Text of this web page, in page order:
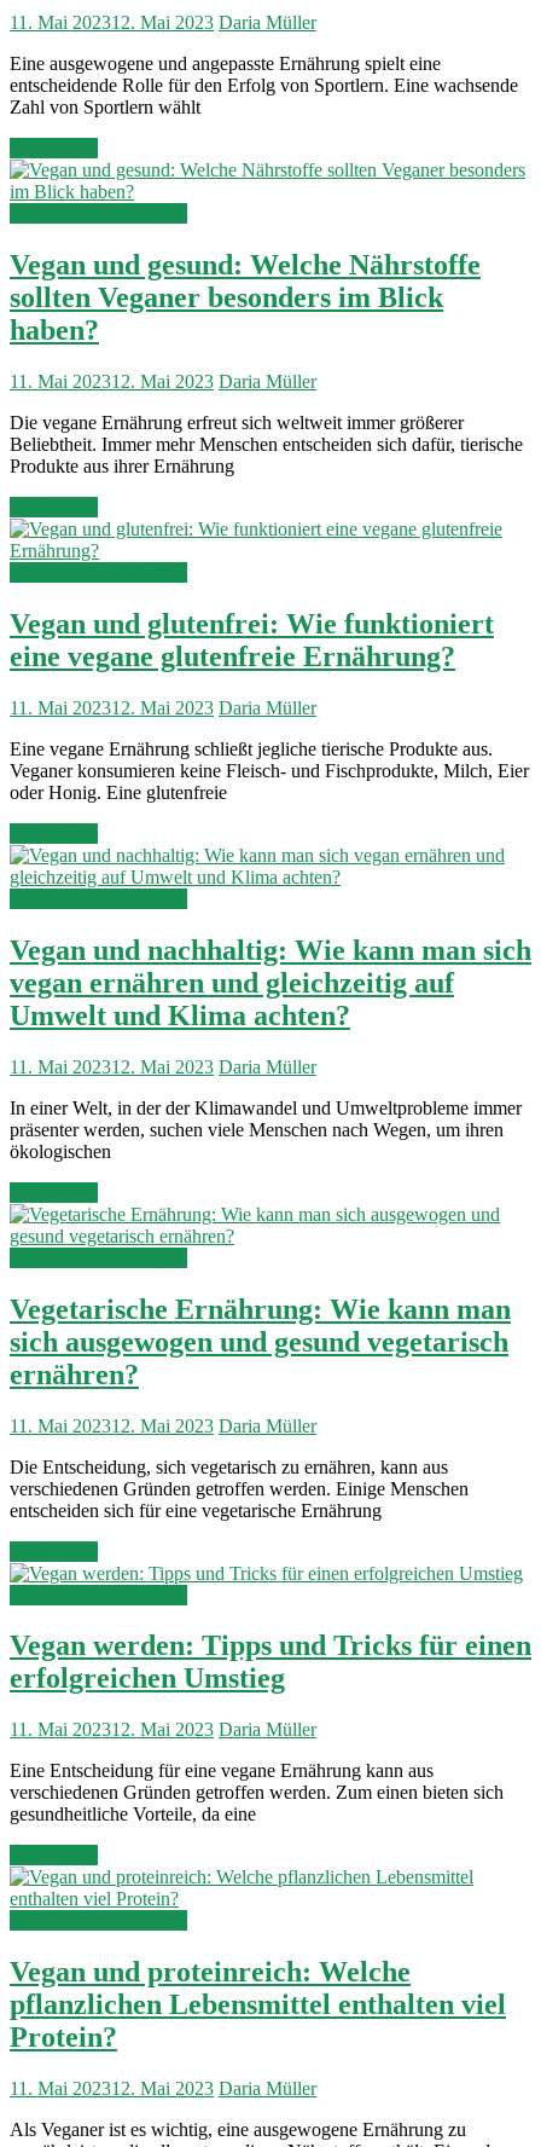
11. Mai 202312. Mai 2023 Daria Müller
Eine ausgewogene und angepasste Ernährung spielt eine
entscheidende Rolle für den Erfolg von Sportlern. Eine wachsende
Zahl von Sportlern wählt
Vegan und gesund: Welche Nährstoffe
sollten Veganer besonders im Blick
haben?
11. Mai 202312. Mai 2023 Daria Müller
Die vegane Ernährung erfreut sich weltweit immer größerer
Beliebtheit. Immer mehr Menschen entscheiden sich dafür, tierische
Produkte aus ihrer Ernährung
Vegan und glutenfrei: Wie funktioniert
eine vegane glutenfreie Ernährung?
11. Mai 202312. Mai 2023 Daria Müller
Eine vegane Ernährung schließt jegliche tierische Produkte aus.
Veganer konsumieren keine Fleisch- und Fischprodukte, Milch, Eier
oder Honig. Eine glutenfreie
Vegan und nachhaltig: Wie kann man sich
vegan ernähren und gleichzeitig auf
Umwelt und Klima achten?
11. Mai 202312. Mai 2023 Daria Müller
In einer Welt, in der der Klimawandel und Umweltprobleme immer
präsenter werden, suchen viele Menschen nach Wegen, um ihren
ökologischen
Vegetarische Ernährung: Wie kann man
sich ausgewogen und gesund vegetarisch
ernähren?
11. Mai 202312. Mai 2023 Daria Müller
Die Entscheidung, sich vegetarisch zu ernähren, kann aus
verschiedenen Gründen getroffen werden. Einige Menschen
entscheiden sich für eine vegetarische Ernährung
Vegan werden: Tipps und Tricks für einen
erfolgreichen Umstieg
11. Mai 202312. Mai 2023 Daria Müller
Eine Entscheidung für eine vegane Ernährung kann aus
verschiedenen Gründen getroffen werden. Zum einen bieten sich
gesundheitliche Vorteile, da eine
Vegan und proteinreich: Welche
pflanzlichen Lebensmittel enthalten viel
Protein?
11. Mai 202312. Mai 2023 Daria Müller
Als Veganer ist es wichtig, eine ausgewogene Ernährung zu